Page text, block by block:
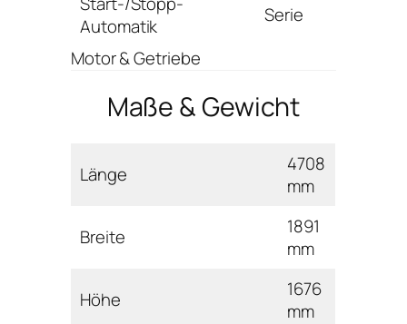
Automatik
Serie
Motor & Getriebe
Maße & Gewicht
Länge
4708
mm
Breite
1891
mm
Höhe
1676
mm